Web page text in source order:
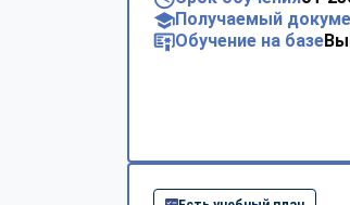
Получаемый
Обучение на базе